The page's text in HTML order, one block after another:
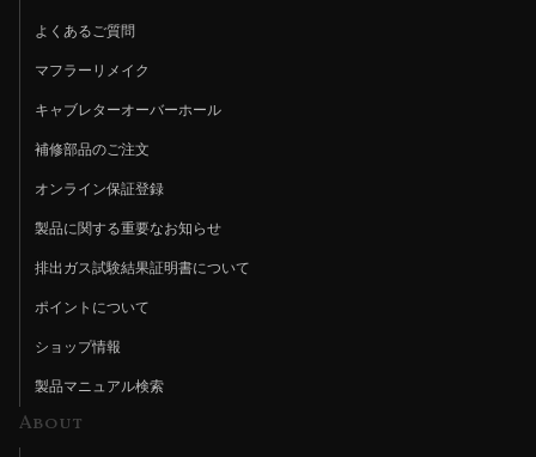
よくあるご質問
マフラーリメイク
キャブレターオーバーホール
補修部品のご注文
オンライン保証登録
製品に関する重要なお知らせ
排出ガス試験結果証明書について
ポイントについて
ショップ情報
製品マニュアル検索
About